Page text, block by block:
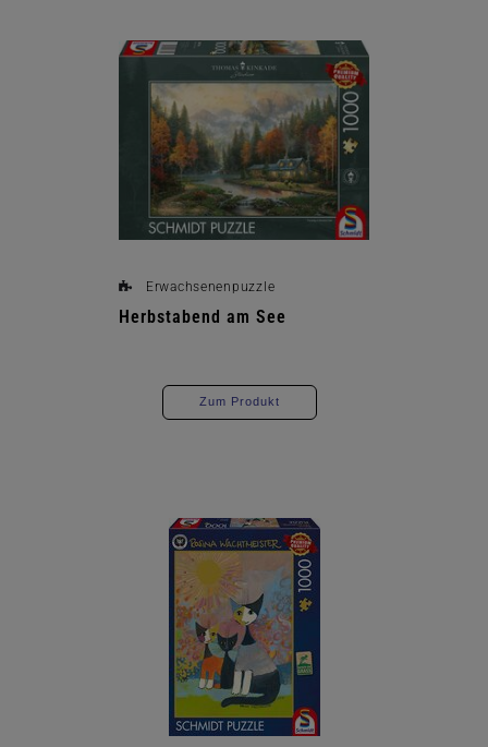
Erwachsenenpuzzle
Herbstabend am See
Zum Produkt